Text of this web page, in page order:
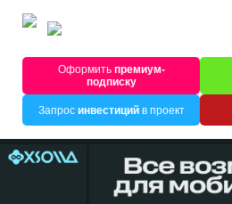
Оформитьпремиум-
подписку
Запрос инвестицийв проект